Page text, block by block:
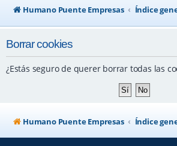
Humano Puente Empresas
Índice
Borrar cookies
¿Estás seguro de querer borrar todas las
Humano Puente Empresas Índice